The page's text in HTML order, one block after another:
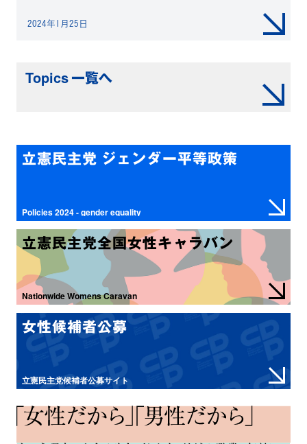
2024年1月25日
Topics 一覧へ
立憲民主党 ジェンダー平等政策
Policies 2024 - gender equality
立憲民主党全国女性キャラバン
Nationwide Womens Caravan
女性候補者公募
立憲民主党候補者公募サイト